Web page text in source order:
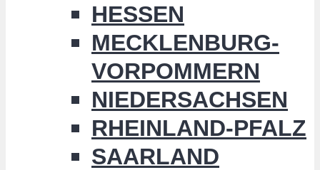
HESSEN
MECKLENBURG-
VORPOMMERN
NIEDERSACHSEN
RHEINLAND-PFALZ
SAARLAND